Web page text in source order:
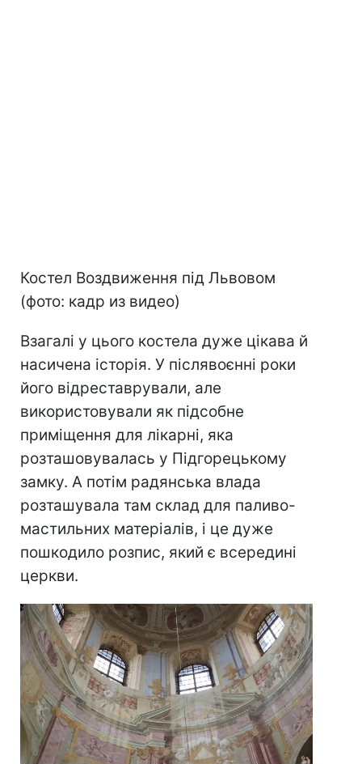
Костел Воздвиження під Львовом
(фото: кадр из видео)
Взагалі у цього костела дуже цікава й
насичена історія. У післявоєнні роки
його відреставрували, але
використовували як підсобне
приміщення для лікарні, яка
розташовувалась у Підгорецькому
замку. А потім радянська влада
розташувала там склад для паливо-
мастильних матеріалів, і це дуже
пошкодило розпис, який є всередині
церкви.